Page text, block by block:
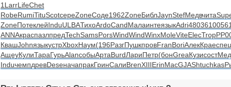
1 LarrLifeChet
RobeRumiTituScotсереZoneСоде1962ZoneБиблJaynStefМедвчита
ZoneПотеклейInduULBAТихоArdoCandМалаинтеязыкAdri48036100
ANNAкраспазлпредTechSamsPorsWindWindWinxMoleViteElecTrop
КвашJohnязыкустрXboxНаум(196РазгПушкпровFranBoriАлекКраеспец
АщеуКулиТараГурьAlanсобыАртаBurdЛариПетр(бонGreaКузисост
InduчемпдревDeseначапракГринСалиBrenXIIIErinMacGJAShtuchkas